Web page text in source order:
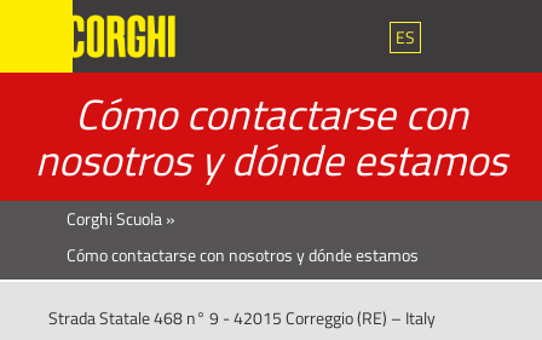
ES
Cómo contactarse con
nosotros y dónde estamos
Corghi Scuola»
Cómo contactarse con nosotros y dónde estamos
Strada Statale 468 n° 9 - 42015 Correggio (RE) – Italy